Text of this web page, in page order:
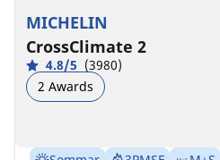
MICHELIN
CrossClimate 2
4.8/5 (3980)
2 Awards